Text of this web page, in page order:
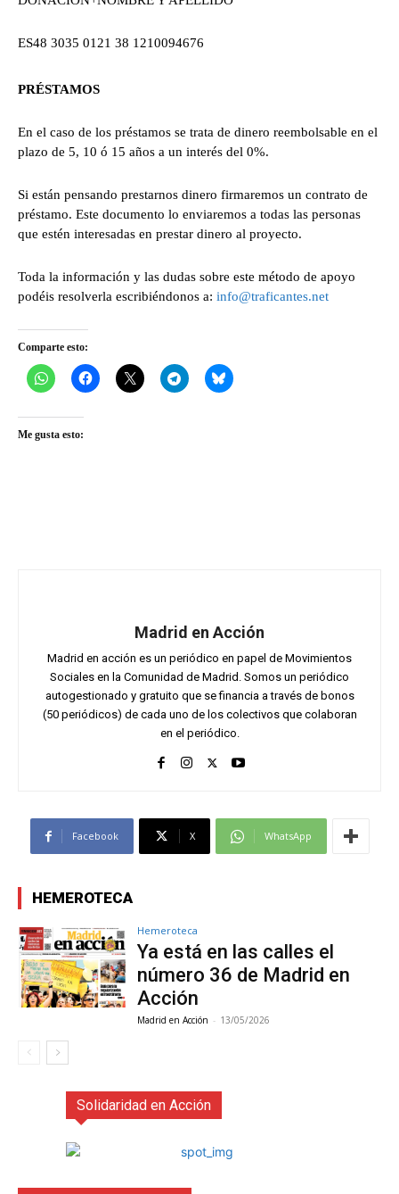
ES48 3035 0121 38 1210094676
PRÉSTAMOS
En el caso de los préstamos se trata de dinero reembolsable en el
plazo de 5, 10 ó 15 años a un interés del 0%.
Si están pensando prestarnos dinero firmaremos un contrato de
préstamo. Este documento lo enviaremos a todas las personas
que estén interesadas en prestar dinero al proyecto.
Toda la información y las dudas sobre este método de apoyo
podéis resolverla escribiéndonos a: info@traficantes.net
Comparte esto:
Me gusta esto:
Madrid en Acción
Madrid en acción es un periódico en papel de Movimientos
Sociales en la Comunidad de Madrid. Somos un periódico
autogestionado y gratuito que se financia a través de bonos
(50 periódicos) de cada uno de los colectivos que colaboran
en el periódico.
Facebook X WhatsApp
HEMEROTECA
Hemeroteca
Ya está en las calles el
número 36 de Madrid en
Acción
Madrid en Acción - 13/05/2026
Solidaridad en Acción